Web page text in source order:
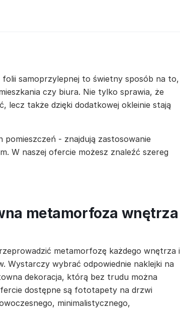
samoprzylepnej to świetny sposób na to,
czy biura. Nie tylko sprawia, że
lecz także dzięki dodatkowej okleinie stają
- znajdują zastosowanie
W naszej ofercie możesz znaleźć szereg
metamorfoza wnętrza
metamorfozę każdego wnętrza i
Wystarczy wybrać odpowiednie naklejki na
dekoracja, którą bez trudu można
dostępne są fototapety na drzwi
minimalistycznego,